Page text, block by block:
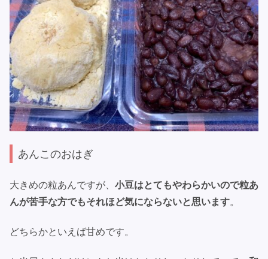
あんこのおはぎ
大きめの粒あんですが、 小豆はとてもやわらかいので粒あ
んが苦手な方でもそれほど気にならないと思います。
どちらかといえば甘めです。